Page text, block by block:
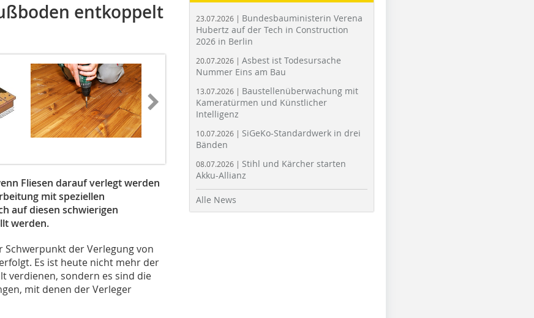
entkoppelt
Fliesen darauf verlegt werden
mit speziellen
auf diesen schwierigen
werden.
Schwerpunkt der Verlegung von
Es ist heute nicht mehr der
verdienen, sondern es sind die
mit denen der Verleger
23.07.2026 | Bundesbauministerin Verena
Hubertz auf der Tech in Construction
2026 in Berlin
20.07.2026 | Asbest ist Todesursache
Nummer Eins am Bau
13.07.2026 | Baustellenüberwachung mit
Kameratürmen und Künstlicher
Intelligenz
10.07.2026 | SiGeKo-Standardwerk in drei
Bänden
08.07.2026 | Stihl und Kärcher starten
Akku-Allianz
Alle News